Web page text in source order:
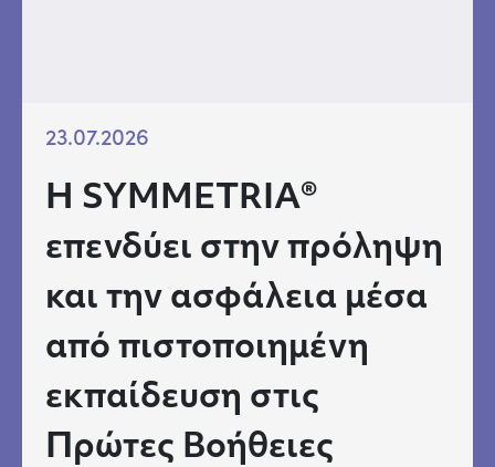
23.07.2026
Η SYMMETRIA®
επενδύει στην πρόληψη
και την ασφάλεια μέσα
από πιστοποιημένη
εκπαίδευση στις
Πρώτες Βοήθειες